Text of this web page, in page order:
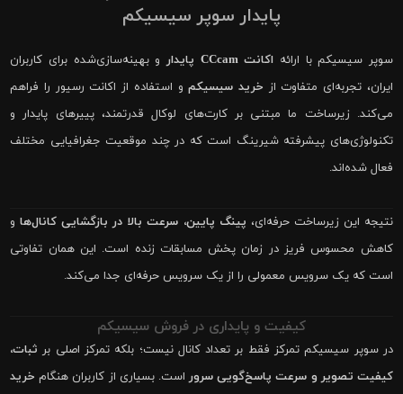
پایدار سوپر سیسیکم
سوپر سیسیکم با ارائه اکانت CCcam پایدار
و بهینه‌سازی‌شده برای کاربران
ایران، تجربه‌ای متفاوت از خرید سیسیکمو استفاده از اکانت رسیور را فراهم
می‌کند. زیرساخت ما مبتنی بر کارت‌های لوکال قدرتمند، پییرهای پایدار و
تکنولوژی‌های پیشرفته شیرینگ است که در چند موقعیت جغرافیایی مختلف
فعال شده‌اند.
نتیجه این زیرساخت حرفه‌ای، پینگ پایین، سرعت بالا در بازگشایی کانال‌هاو
کاهش محسوس فریز در زمان پخش مسابقات زنده است. این همان تفاوتی
است که یک سرویس معمولی را از یک سرویس حرفه‌ای جدا می‌کند.
کیفیت و پایداری در فروش سیسیکم
در سوپر سیسیکم تمرکز فقط بر تعداد کانال نیست؛ بلکه تمرکز اصلی بر ثبات،
کیفیت تصویر و سرعت پاسخ‌گویی سروراست. بسیاری از کاربران هنگام خرید